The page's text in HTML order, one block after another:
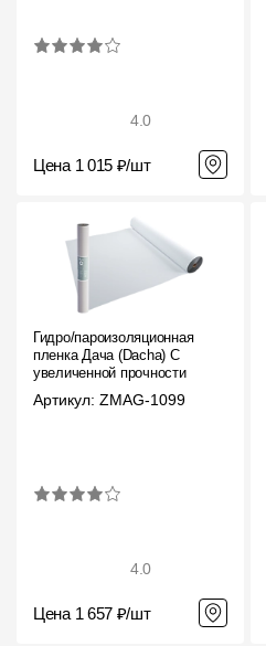
4.0
Цена 1 015 ₽/шт
Гидро/пароизоляционная
пленка Дача (Dacha) C
увеличенной прочности
Артикул: ZMAG-1099
4.0
Цена 1 657 ₽/шт